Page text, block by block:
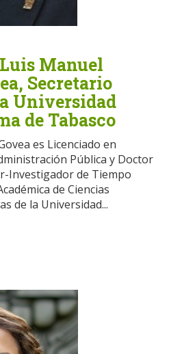
Manuel
Secretario
Universidad
de Tabasco
es Licenciado en
Pública y Doctor
Investigador de Tiempo
de Ciencias
de la Universidad...